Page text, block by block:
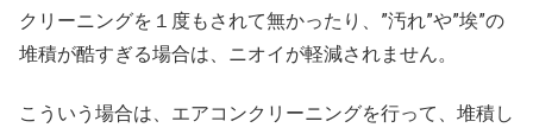
クリーニングを１度もされて無かったり、”汚れ”や”埃”の
堆積が酷すぎる場合は、ニオイが軽減されません。
こういう場合は、エアコンクリーニングを行って、堆積し